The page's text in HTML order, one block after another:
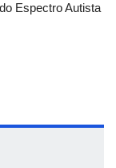
Espectro Autista
dia 07/08/2026,